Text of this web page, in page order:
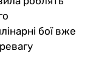
бої вже